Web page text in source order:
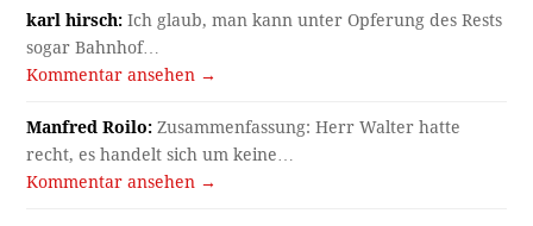
karl hirsch: Ich glaub, man kann unter Opferung des Rests
sogar Bahnhof…
Kommentar ansehen →
Manfred Roilo: Zusammenfassung: Herr Walter hatte
recht, es handelt sich um keine…
Kommentar ansehen →